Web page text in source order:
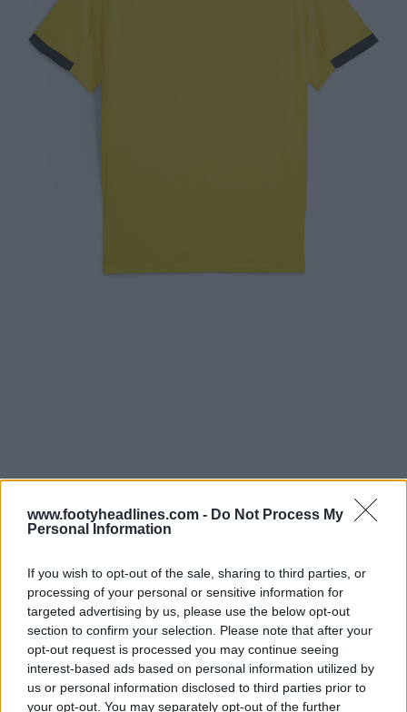
www.footyheadlines.com - Do Not Process My
Personal Information
If you wish to opt-out of the sale, sharing to third parties, or
processing of your personal or sensitive information for
targeted advertising by us, please use the below opt-out
section to confirm your selection. Please note that after your
opt-out request is processed you may continue seeing
interest-based ads based on personal information utilized by
us or personal information disclosed to third parties prior to
your opt-out. You may separately opt-out of the further